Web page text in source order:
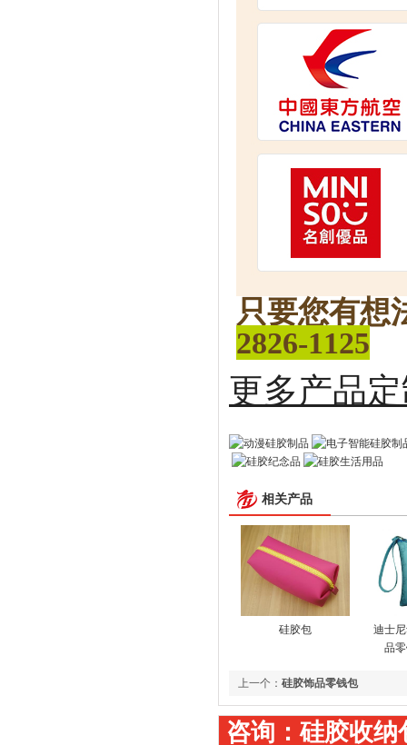
只要您有想
2826-1125
更多
相关产品
硅胶包
迪士
品
上一个： 硅胶饰品零钱包
咨询：硅胶收纳